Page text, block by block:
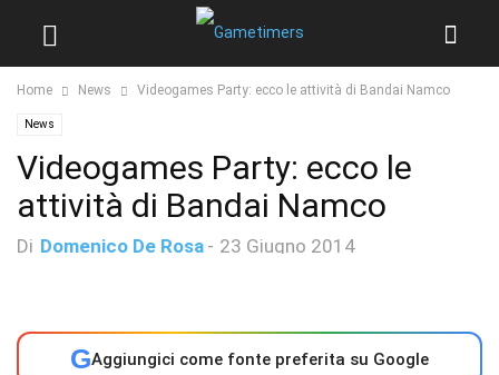
Home News Videogames Party: ecco le attività di Bandai Namco
News
Videogames Party: ecco le
attività di Bandai Namco
Di Domenico De Rosa - 23 Giugno 2014
GAggiungici come fonte preferita su Google